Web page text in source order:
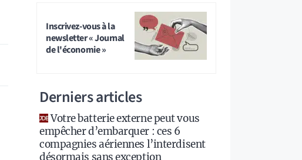
Inscrivez-vous à la
newsletter « Journal
de l'économie »
Derniers articles
Votre batterie externe peut vous
empêcher d’embarquer : ces 6
compagnies aériennes l’interdisent
désormais sans exception